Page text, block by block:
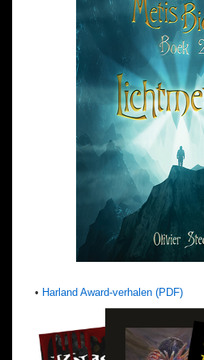
• Harland Award-verhalen (PDF)